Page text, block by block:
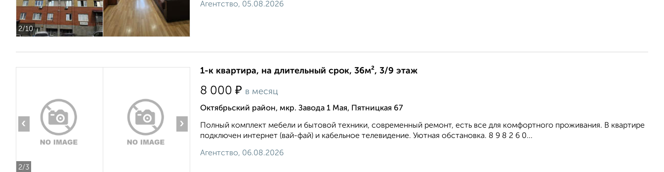
2/10
Агентство, 05.08.2026
2/3
‹ ›
1-к квартира, на длительный срок, 36м², 3/9 этаж
8 000 ₽ в месяц
Октябрьский район, мкр. Завода 1 Мая, Пятницкая 67
Полный комплект мебели и бытовой техники, современный ремонт, есть все для комфортного проживания. В квартире
подключен интернет (вай-фай) и кабельное телевидение. Уютная обстановка. 8 9 8 2 6 0...
Агентство, 06.08.2026